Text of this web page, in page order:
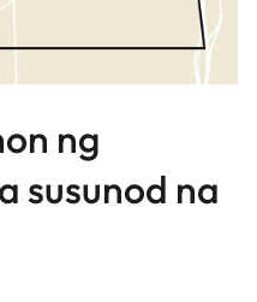
ng
susunod na